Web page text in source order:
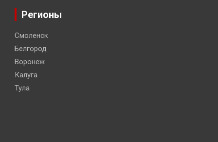
Регионы
Смоленск
Белгород
Воронеж
Калуга
Тула